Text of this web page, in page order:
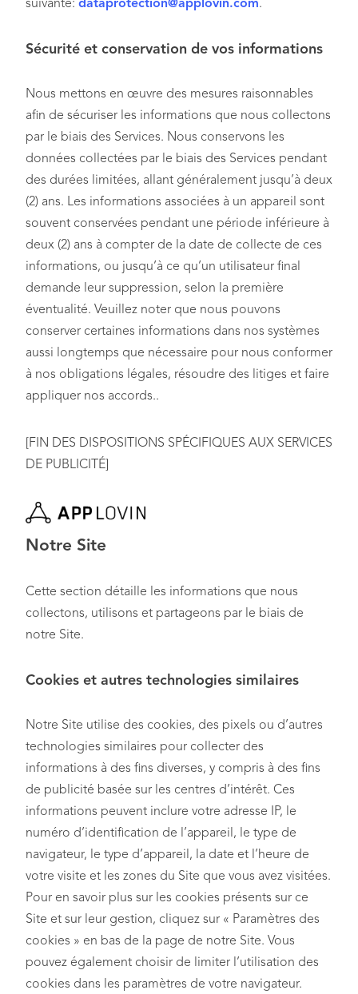
suivante: dataprotection@applovin.com.
Sécurité et conservation de vos informations
Nous mettons en œuvre des mesures raisonnables
afin de sécuriser les informations que nous collectons
par le biais des Services. Nous conservons les
données collectées par le biais des Services pendant
des durées limitées, allant généralement jusqu’à deux
(2) ans. Les informations associées à un appareil sont
souvent conservées pendant une période inférieure à
deux (2) ans à compter de la date de collecte de ces
informations, ou jusqu’à ce qu’un utilisateur final
demande leur suppression, selon la première
éventualité. Veuillez noter que nous pouvons
conserver certaines informations dans nos systèmes
aussi longtemps que nécessaire pour nous conformer
à nos obligations légales, résoudre des litiges et faire
appliquer nos accords..
[FIN DES DISPOSITIONS SPÉCIFIQUES AUX SERVICES
DE PUBLICITÉ]
Notre Site
Cette section détaille les informations que nous
collectons, utilisons et partageons par le biais de
notre Site.
Cookies et autres technologies similaires
Notre Site utilise des cookies, des pixels ou d’autres
technologies similaires pour collecter des
informations à des fins diverses, y compris à des fins
de publicité basée sur les centres d’intérêt. Ces
informations peuvent inclure votre adresse IP, le
numéro d’identification de l’appareil, le type de
navigateur, le type d’appareil, la date et l’heure de
votre visite et les zones du Site que vous avez visitées.
Pour en savoir plus sur les cookies présents sur ce
Site et sur leur gestion, cliquez sur « Paramètres des
cookies » en bas de la page de notre Site. Vous
pouvez également choisir de limiter l’utilisation des
cookies dans les paramètres de votre navigateur.